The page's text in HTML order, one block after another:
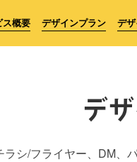
ス概要 デザインプラン デ
デ
ラシ/フライヤー、DM、